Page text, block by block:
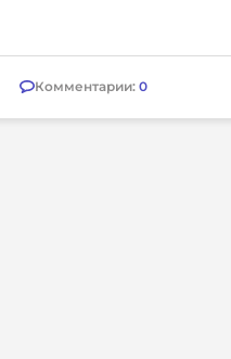
Комментарии: 0